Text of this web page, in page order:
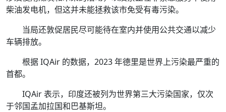
柴油发电机，但这并未能拯救该市免受有毒污染。
当局还敦促居民尽可能待在室内并使用公共交通以减少
车辆排放。
根据 IQAir 的数据，2023 年德里是世界上污染最严重的
首都。
IQAir 表示，印度还被列为世界第三大污染国家，仅次
于邻国孟加拉国和巴基斯坦。